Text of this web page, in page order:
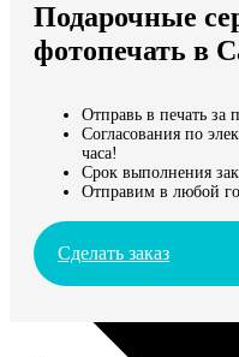
Мы доставляем по всему
Продолжить без города
Подарочные
фотопечать в
Отправь в печать за
Согласования по
часа!
Срок выполнения
Отправим в любой
Сделать заказ